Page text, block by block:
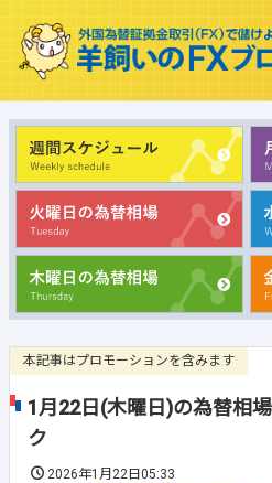
本記事はプロモーションを含みます
1月22日(木曜日)の為替相
ク
2026年1月22日05:33